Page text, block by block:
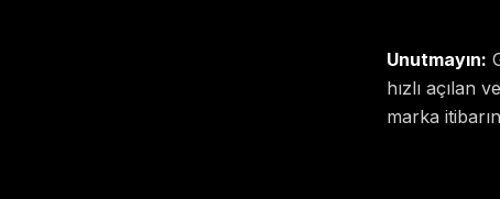
Unutmayın:
hızlı açılan
marka